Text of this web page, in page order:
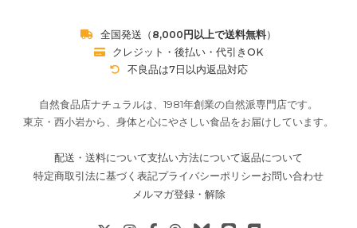
全国発送（ 8,000円以上で送料無料）
クレジット・後払い・代引きOK
不良品は7日以内返品対応
自然食品店ナチュラルは、1981年創業の自然派専門店です。
東京・西小岩から、身体と心にやさしい食品をお届けしています。
配送・送料について支払い方法について返品について
特定商取引法に基づく表記プライバシーポリシーお問い合わせ
メルマガ登録・解除